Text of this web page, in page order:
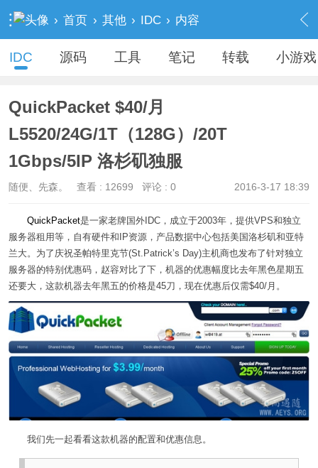
› 首页 › 其他 › IDC › 内容
IDC 源码 工具 笔记 转载 小游戏
QuickPacket $40/月
L5520/24G/1T（128G）/20T
1Gbps/5IP 洛杉矶独服
2016-3-17 18:39
随便、先森。 查看 : 12699 评论 : 0
QuickPacket是一家老牌国外IDC，成立于2003年，提供VPS和独立
服务器租用等，自有硬件和IP资源，产品数据中心包括美国洛杉矶和亚特
兰大。为了庆祝圣帕特里克节(St.Patrick’s Day)主机商也发布了针对独立
服务器的特别优惠码，赵容对比了下，机器的优惠幅度比去年黑色星期五
还要大，这款机器去年黑五的价格是45刀，现在优惠后仅需$40/月。
我们先一起看看这款机器的配置和优惠信息。